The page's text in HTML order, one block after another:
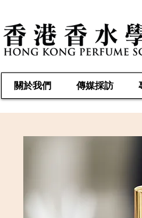
關於我們 傳媒採訪